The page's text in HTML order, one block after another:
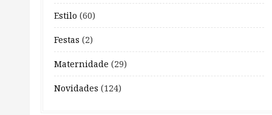
Estilo (60)
Festas (2)
Maternidade (29)
Novidades (124)